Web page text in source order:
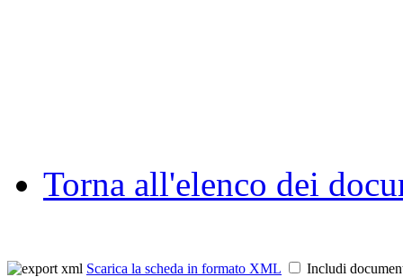
Torna all'elenco dei
Scarica la scheda in formato XML Includi